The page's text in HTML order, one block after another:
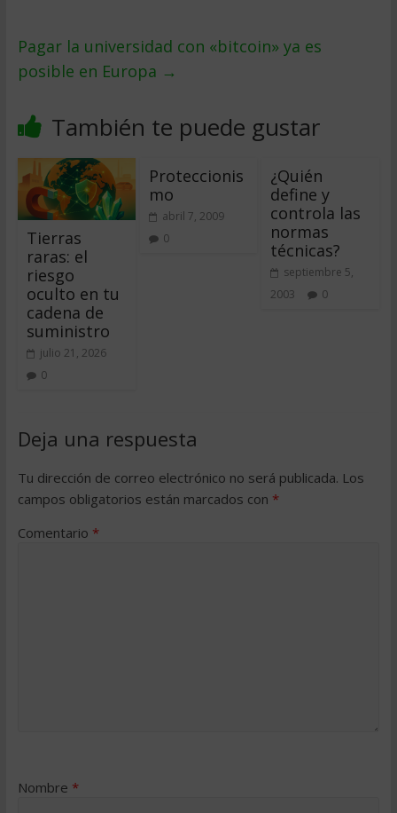
Pagar la universidad con «bitcoin» ya es
posible en Europa →
También te puede gustar
Tierras
raras: el
riesgo
oculto en tu
cadena de
suministro
julio 21, 2026
0
Proteccionis
mo
abril 7, 2009
0
¿Quién
define y
controla las
normas
técnicas?
septiembre 5,
2003
0
Deja una respuesta
Tu dirección de correo electrónico no será publicada. Los
campos obligatorios están marcados con *
Comentario *
Nombre *